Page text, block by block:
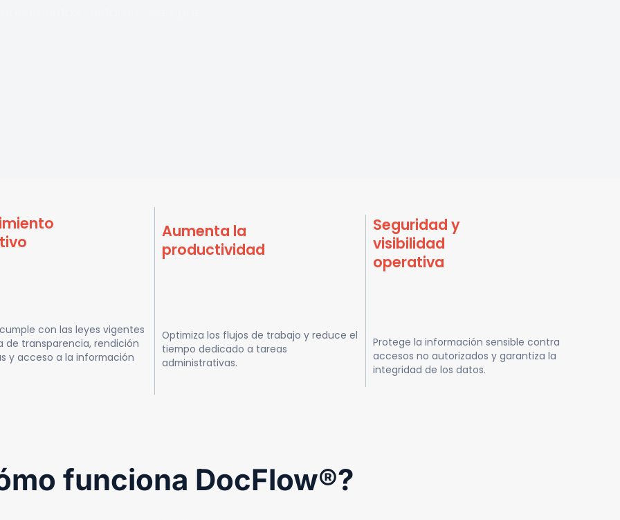
con las leyes vigentes
de transparencia, rendición
y acceso a la información
Aumenta la
productividad
Optimiza los flujos de trabajo y reduce el
tiempo dedicado a tareas
administrativas.
Seguridad y
visibilidad
operativa
Protege la información sensible contra
accesos no autorizados y garantiza la
integridad de los datos.
funciona DocFlow®?